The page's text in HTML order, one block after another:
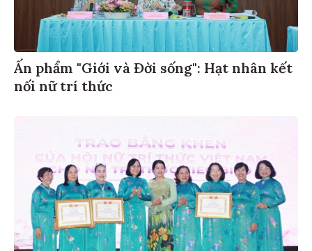
Ấn phẩm "Giới và Đời sống": Hạt nhân kết
nối nữ trí thức